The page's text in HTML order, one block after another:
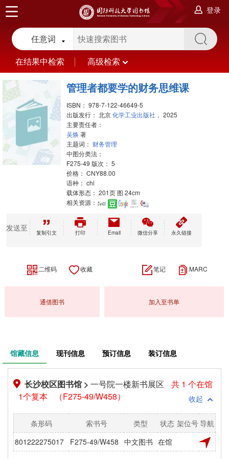
登录
任意词
在结果中检索
高级检索
管理者都要学的财务思维课
ISBN： 978-7-122-46649-5
出版发行： 北京化学工业出版社， 2025
主要责任者：
吴焕著
主题词： 财务管理
中图分类法：
F275-49 版次： 5
价格： CNY88.00
语种： chi
载体形态： 201页 图 24cm
相关资源：
发送至 复制引文 打印 Email 微信分享 永久链接
二维码 收藏 笔记 MARC
通借图书 加入至书单
馆藏信息 现刊信息 预订信息 装订信息
长沙校区图书馆 > 一号院一楼新书展区
共 1 个在馆
1个复本
（F275-49/W458） 收起
条形码 索书号 类型 状态 架位号导航
801222275017
F275-49/W458 中文图书 在馆